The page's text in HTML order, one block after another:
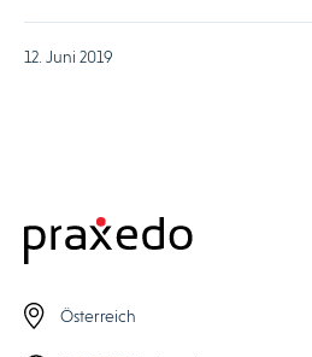
12. Juni 2019
Österreich